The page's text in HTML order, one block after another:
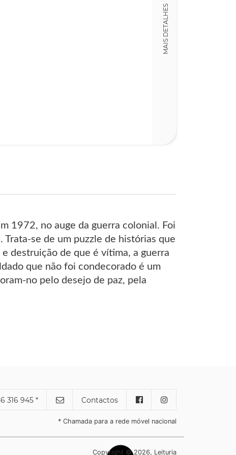
MAIS DETALHES
1972, no auge da guerra colonial. Foi
se de um puzzle de histórias que
destruição de que é vítima, a guerra
que não foi condecorado é um
no pelo desejo de paz, pela
316 945 * Contactos
* Chamada para a rede móvel nacional
Copyright © 2026, Leituria